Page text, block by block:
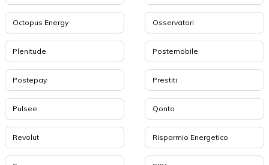
Octopus Energy Osservatori
Plenitude Postemobile
Postepay Prestiti
Pulsee Qonto
Revolut Risparmio Energetico